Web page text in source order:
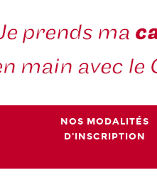
NOS MODALITÉS
D'INSCRIPTION